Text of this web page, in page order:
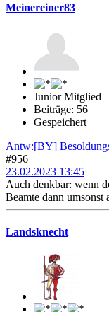
Meinereiner83
Junior Mitglied
Beiträge: 56
Gespeichert
Antw:[BY]
#956
23.02.2023 13:45
Auch denkbar: wenn
Beamte dann umsonst
Landsknecht